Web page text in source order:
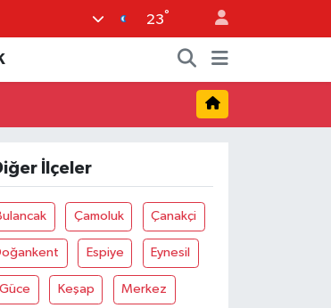
23°
İlçeler
Çamoluk Çanakçi
Espiye Eynesil
Güce Keşap Merkez